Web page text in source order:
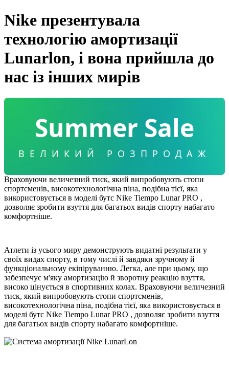
Nike презентувала
технологію амортизації
Lunarlon, і вона прийшла до
нас із інших мирів
Summer Sale
ВЕЛИКИЙ РОЗПРОДАЖ
Враховуючи величезний тиск, який випробовують стопи
спортсменів, високотехнологічна піна, подібна тієї, яка
використовується в моделі бутс Nike Tiempo Lunar PRO ,
дозволяє зробити взуття для багатьох видів спорту набагато
комфортніше.
Атлети із усього миру демонструють видатні результати у
своїх видах спорту, в тому числі й завдяки зручному й
функціональному екіпіруванню. Легка, але при цьому, що
забезпечує м'яку амортизацію й зворотну реакцію взуття,
високо цінується в спортивних колах. Враховуючи величезний
тиск, який випробовують стопи спортсменів,
високотехнологічна піна, подібна тієї, яка використовується в
моделі бутс Nike Tiempo Lunar PRO , дозволяє зробити взуття
для багатьох видів спорту набагато комфортніше.